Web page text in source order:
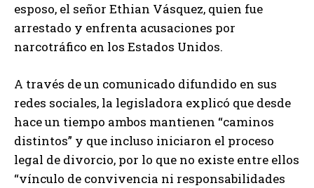
esposo, el señor Ethian Vásquez, quien fue
arrestado y enfrenta acusaciones por
narcotráfico en los Estados Unidos.
A través de un comunicado difundido en sus
redes sociales, la legisladora explicó que desde
hace un tiempo ambos mantienen “caminos
distintos” y que incluso iniciaron el proceso
legal de divorcio, por lo que no existe entre ellos
“vínculo de convivencia ni responsabilidades